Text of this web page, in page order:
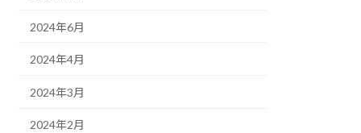
2024年6月
2024年4月
2024年3月
2024年2月